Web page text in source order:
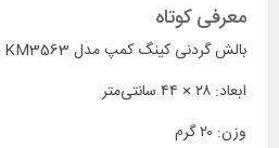
معرفی کوتاه
بالش گردنی کینگ کمپ مدل KingCamp KM3563
ابعاد: ۲۸ × ۴۴ سانتی‌متر
وزن: ۲۰ گرم